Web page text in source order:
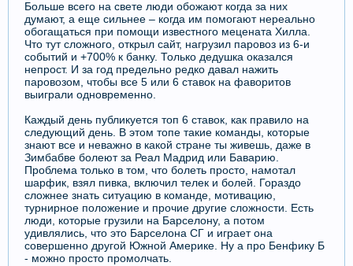
Больше всего на свете люди обожают когда за них
думают, а еще сильнее – когда им помогают нереально
обогащаться при помощи известного мецената Хилла.
Что тут сложного, открыл сайт, нагрузил паровоз из 6-и
событий и +700% к банку. Только дедушка оказался
непрост. И за год предельно редко давал нажить
паровозом, чтобы все 5 или 6 ставок на фаворитов
выиграли одновременно.
Каждый день публикуется топ 6 ставок, как правило на
следующий день. В этом топе такие команды, которые
знают все и неважно в какой стране ты живешь, даже в
Зимбабве болеют за Реал Мадрид или Баварию.
Проблема только в том, что болеть просто, намотал
шарфик, взял пивка, включил телек и болей. Гораздо
сложнее знать ситуацию в команде, мотивацию,
турнирное положение и прочие другие сложности. Есть
люди, которые грузили на Барселону, а потом
удивлялись, что это Барселона СГ и играет она
совершенно другой Южной Америке. Ну а про Бенфику Б
- можно просто промолчать.